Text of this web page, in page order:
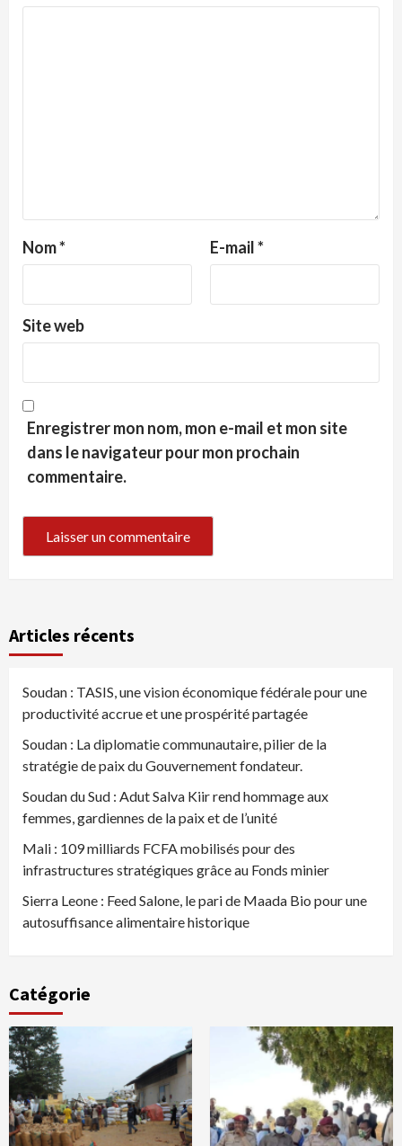
Nom* E-mail*
Site web
Enregistrer mon nom, mon e-mail et mon site
dans le navigateur pour mon prochain
commentaire.
Articles récents
Soudan : TASIS, une vision économique fédérale pour une
productivité accrue et une prospérité partagée
Soudan : La diplomatie communautaire, pilier de la
stratégie de paix du Gouvernement fondateur.
Soudan du Sud : Adut Salva Kiir rend hommage aux
femmes, gardiennes de la paix et de l’unité
Mali : 109 milliards FCFA mobilisés pour des
infrastructures stratégiques grâce au Fonds minier
Sierra Leone : Feed Salone, le pari de Maada Bio pour une
autosuffisance alimentaire historique
Catégorie